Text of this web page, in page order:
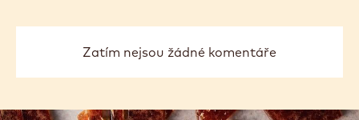
Zatím nejsou žádné komentáře